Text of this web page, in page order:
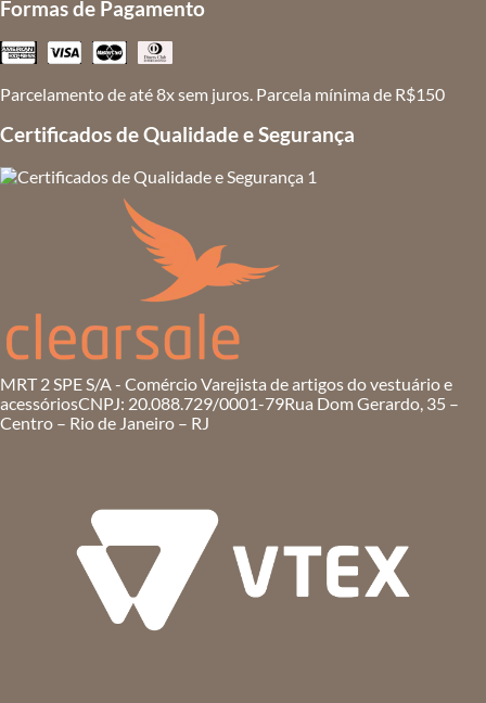
Formas de Pagamento
Parcelamento de até 8x sem juros. Parcela mínima de R$150
Certificados de Qualidade e Segurança
MRT 2 SPE S/A - Comércio Varejista de artigos do vestuário e
acessóriosCNPJ: 20.088.729/0001-79Rua Dom Gerardo, 35 –
Centro – Rio de Janeiro – RJ